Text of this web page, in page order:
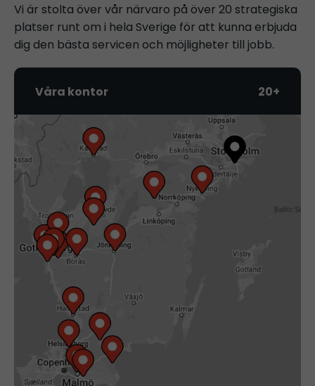
Vi är stolta över vår närvaro på över 20 strategiska
platser runt om i hela Sverige för att kunna erbjuda
dig den bästa servicen och möjligheter till jobb.
Våra kontor 20+